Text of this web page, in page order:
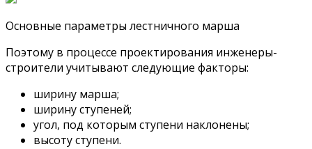
Основные параметры лестничного марша
Поэтому в процессе проектирования инженеры-
строители учитывают следующие факторы:
ширину марша;
ширину ступеней;
угол, под которым ступени наклонены;
высоту ступени.